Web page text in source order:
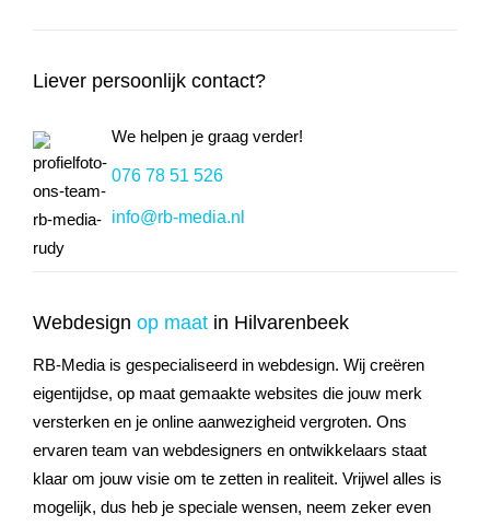
Liever persoonlijk contact?
We helpen je graag verder!
076 78 51 526
info@rb-media.nl
Webdesign op maat in Hilvarenbeek
RB-Media is gespecialiseerd in webdesign. Wij creëren
eigentijdse, op maat gemaakte websites die jouw merk
versterken en je online aanwezigheid vergroten. Ons
ervaren team van webdesigners en ontwikkelaars staat
klaar om jouw visie om te zetten in realiteit. Vrijwel alles is
mogelijk, dus heb je speciale wensen, neem zeker even